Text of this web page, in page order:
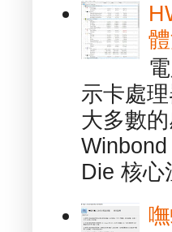
示卡處
大多數
Die 核心